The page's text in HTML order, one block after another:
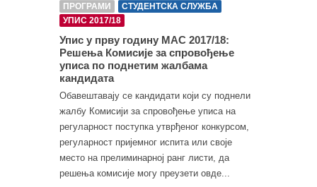
ПРОГРАМИ
СТУДЕНТСКА СЛУЖБА
УПИС 2017/18
Упис у прву годину МАС 2017/18:
Решења Комисије за спровођење
уписа по поднетим жалбама
кандидата
Обавештавају се кандидати који су поднели
жалбу Комисији за спровођење уписа на
регуларност поступка утврђеног конкурсом,
регуларност пријемног испита или своје
место на прелиминарној ранг листи, да
решења комисије могу преузети овде...